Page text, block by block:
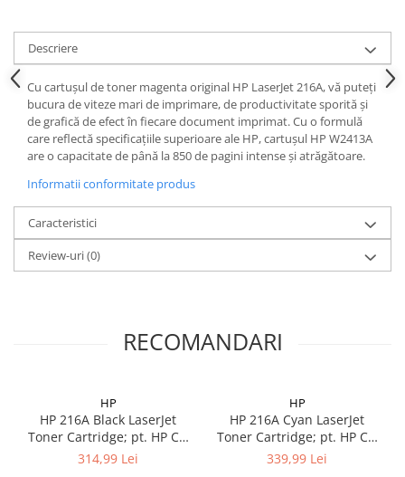
Descriere
Cu cartușul de toner magenta original HP LaserJet 216A, vă puteți
bucura de viteze mari de imprimare, de productivitate sporită și
de grafică de efect în fiecare document imprimat. Cu o formulă
care reflectă specificațiile superioare ale HP, cartușul HP W2413A
are o capacitate de până la 850 de pagini intense și atrăgătoare.
Informatii conformitate produs
Caracteristici
Review-uri(0)
RECOMANDARI
HP
HP 216A Black LaserJet
Toner Cartridge; pt. HP CLJ
M182n, M183fw; cap. 1050
314,99 Lei
HP
HP 216A Cyan LaserJet
Toner Cartridge; pt. HP CLJ
M182n, M183fw; cap. 850
339,99 Lei